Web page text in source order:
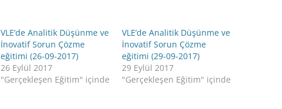
VLE’de Analitik Düşünme ve
İnovatif Sorun Çözme
eğitimi (26-09-2017)
26 Eylül 2017
"Gerçekleşen Eğitim" içinde
VLE’de Analitik Düşünme ve
İnovatif Sorun Çözme
eğitimi (29-09-2017)
29 Eylül 2017
"Gerçekleşen Eğitim" içinde